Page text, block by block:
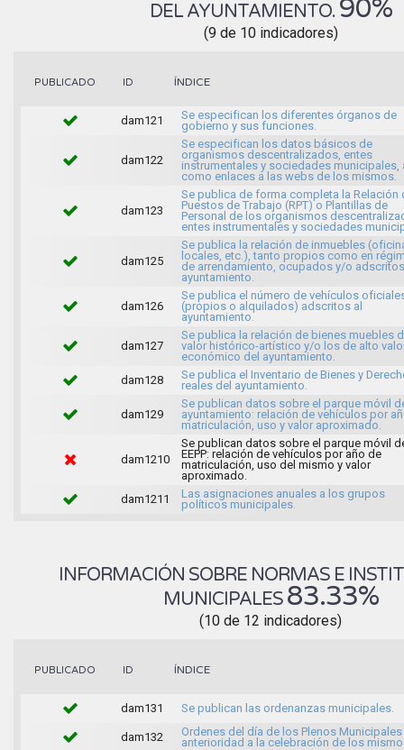
DEL AYUNTAMIENTO. 90%
(9 de 10 indicadores)
PUBLICADO ID ÍNDICE
dam121
Se especifican los diferentes órganos de
gobierno y sus funciones.
dam122
Se especifican los datos básicos de
organismos descentralizados, entes
instrumentales y sociedades municipales,
como enlaces a las webs de los mismos.
dam123
Se publica de forma completa la Relación
Puestos de Trabajo (RPT) o Plantillas de
Personal de los organismos
entes instrumentales y sociedades
dam125
Se publica la relación de inmuebles
locales, etc.), tanto propios como en
de arrendamiento, ocupados y/o
ayuntamiento.
dam126
Se publica el número de vehículos
(propios o alquilados) adscritos al
ayuntamiento.
dam127
Se publica la relación de bienes muebles
valor histórico-artístico y/o los de alto
económico del ayuntamiento.
dam128
Se publica el Inventario de Bienes y
reales del ayuntamiento.
dam129
Se publican datos sobre el parque móvil
ayuntamiento: relación de vehículos por
matriculación, uso y valor aproximado.
dam1210
Se publican datos sobre el parque móvil
EEPP: relación de vehículos por año de
matriculación, uso del mismo y valor
aproximado.
dam1211
Las asignaciones anuales a los grupos
políticos municipales.
INFORMACIÓN SOBRE NORMAS E
MUNICIPALES 83.33%
(10 de 12 indicadores)
PUBLICADO ID ÍNDICE
dam131 Se publican las ordenanzas municipales.
dam132
Ordenes del día de los Plenos
anterioridad a la celebración de los